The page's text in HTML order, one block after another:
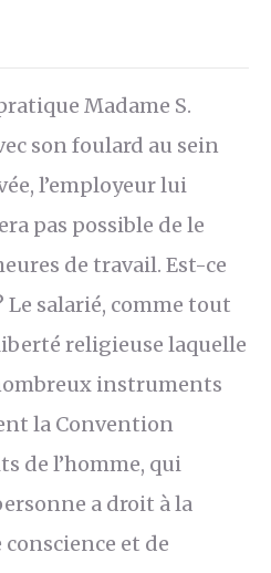
Madame S.
son foulard au sein
l’employeur lui
pas possible de le
de travail. Est-ce
Le salarié, comme tout
religieuse laquelle
instruments
la Convention
de l’homme, qui
a droit à la
et de